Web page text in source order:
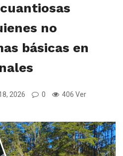
no
básicas en
2026 0 406 Ver